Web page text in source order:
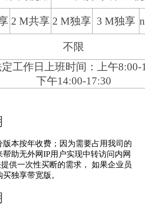
2 M共享 2 M独享 3 M独享
不限
定工作日上班时间：上午8:00-
下午14:00-17:30
版本按年收费；因为需要占用我司的
助无外网IP用户实现中转访问内网
供一次性买断的需求， 如果企业员
独享带宽版。